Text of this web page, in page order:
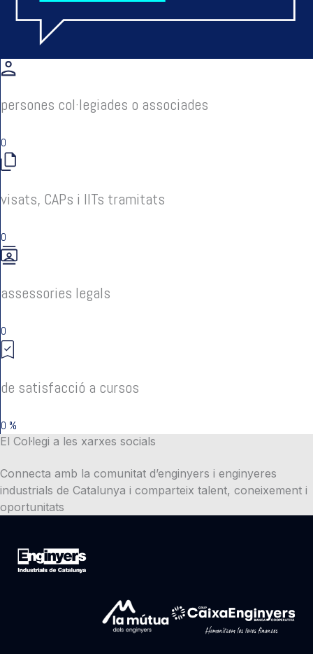
persones col·legiades o associades
0
visats, CAPs i IITs tramitats
0
assessories legals
0
de satisfacció a cursos
0 %
El Col·legi a les xarxes socials
Connecta amb la comunitat d’enginyers i enginyeres
industrials de Catalunya i comparteix talent, coneixement i
oportunitats